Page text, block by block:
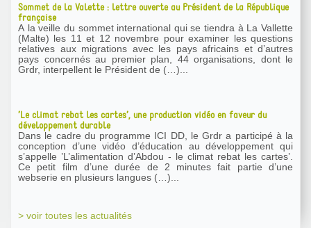
Sommet de la Valette : lettre ouverte au Président de la République
française
A la veille du sommet international qui se tiendra à La Vallette
(Malte) les 11 et 12 novembre pour examiner les questions
relatives aux migrations avec les pays africains et d’autres
pays concernés au premier plan, 44 organisations, dont le
Grdr, interpellent le Président de (…)...
’Le climat rebat les cartes’, une production vidéo en faveur du
développement durable
Dans le cadre du programme ICI DD, le Grdr a participé à la
conception d’une vidéo d’éducation au développement qui
s’appelle ’L’alimentation d’Abdou - le climat rebat les cartes’.
Ce petit film d’une durée de 2 minutes fait partie d’une
webserie en plusieurs langues (…)...
> voir toutes les actualités